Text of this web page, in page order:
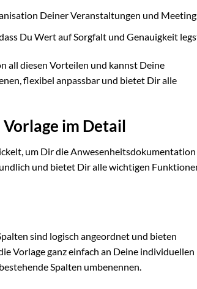
Deiner Veranstaltungen und
Du Wert auf Sorgfalt und Genauigkeit
all diesen Vorteilen und kannst Deine
flexibel anpassbar und bietet Dir alle
im Detail
um Dir die Anwesenheitsdokumentation
und bietet Dir alle wichtigen
sind logisch angeordnet und bieten
Vorlage ganz einfach an Deine individuellen
Spalten umbenennen.